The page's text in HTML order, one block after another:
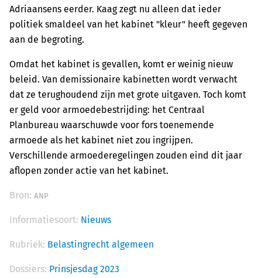
Adriaansens eerder. Kaag zegt nu alleen dat ieder
politiek smaldeel van het kabinet "kleur" heeft gegeven
aan de begroting.
Omdat het kabinet is gevallen, komt er weinig nieuw
beleid. Van demissionaire kabinetten wordt verwacht
dat ze terughoudend zijn met grote uitgaven. Toch komt
er geld voor armoedebestrijding: het Centraal
Planbureau waarschuwde voor fors toenemende
armoede als het kabinet niet zou ingrijpen.
Verschillende armoederegelingen zouden eind dit jaar
aflopen zonder actie van het kabinet.
Bron: ANP
Informatiesoort: Nieuws
Rubriek: Belastingrecht algemeen
Dossiers: Prinsjesdag 2023